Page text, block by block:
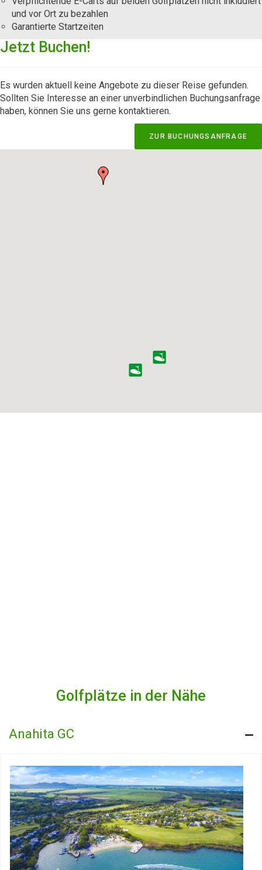
und vor Ort zu bezahlen
Garantierte Startzeiten
Jetzt Buchen!
Es wurden aktuell keine Angebote zu dieser Reise gefunden.
Sollten Sie Interesse an einer unverbindlichen Buchungsanfrage
haben, können Sie uns gerne kontaktieren.
ZUR BUCHUNGSANFRAGE
Golfplätze in der Nähe
Anahita GC